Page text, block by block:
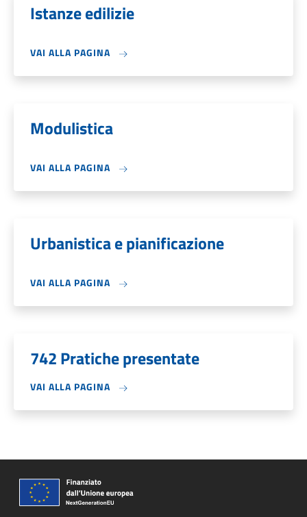
Istanze edilizie
VAI ALLA PAGINA
Modulistica
VAI ALLA PAGINA
Urbanistica e pianificazione
VAI ALLA PAGINA
742 Pratiche presentate
VAI ALLA PAGINA